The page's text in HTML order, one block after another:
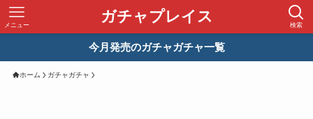
ガチャプレイス 検索
メニュー
今月発売のガチャガチャ一覧
ホーム ガチャガチャ